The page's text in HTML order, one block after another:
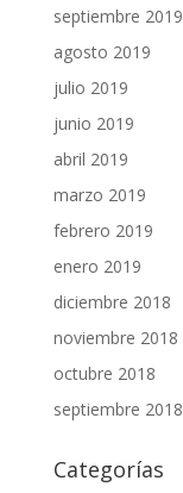
septiembre 2019
agosto 2019
julio 2019
junio 2019
abril 2019
marzo 2019
febrero 2019
enero 2019
diciembre 2018
noviembre 2018
octubre 2018
septiembre 2018
Categorías